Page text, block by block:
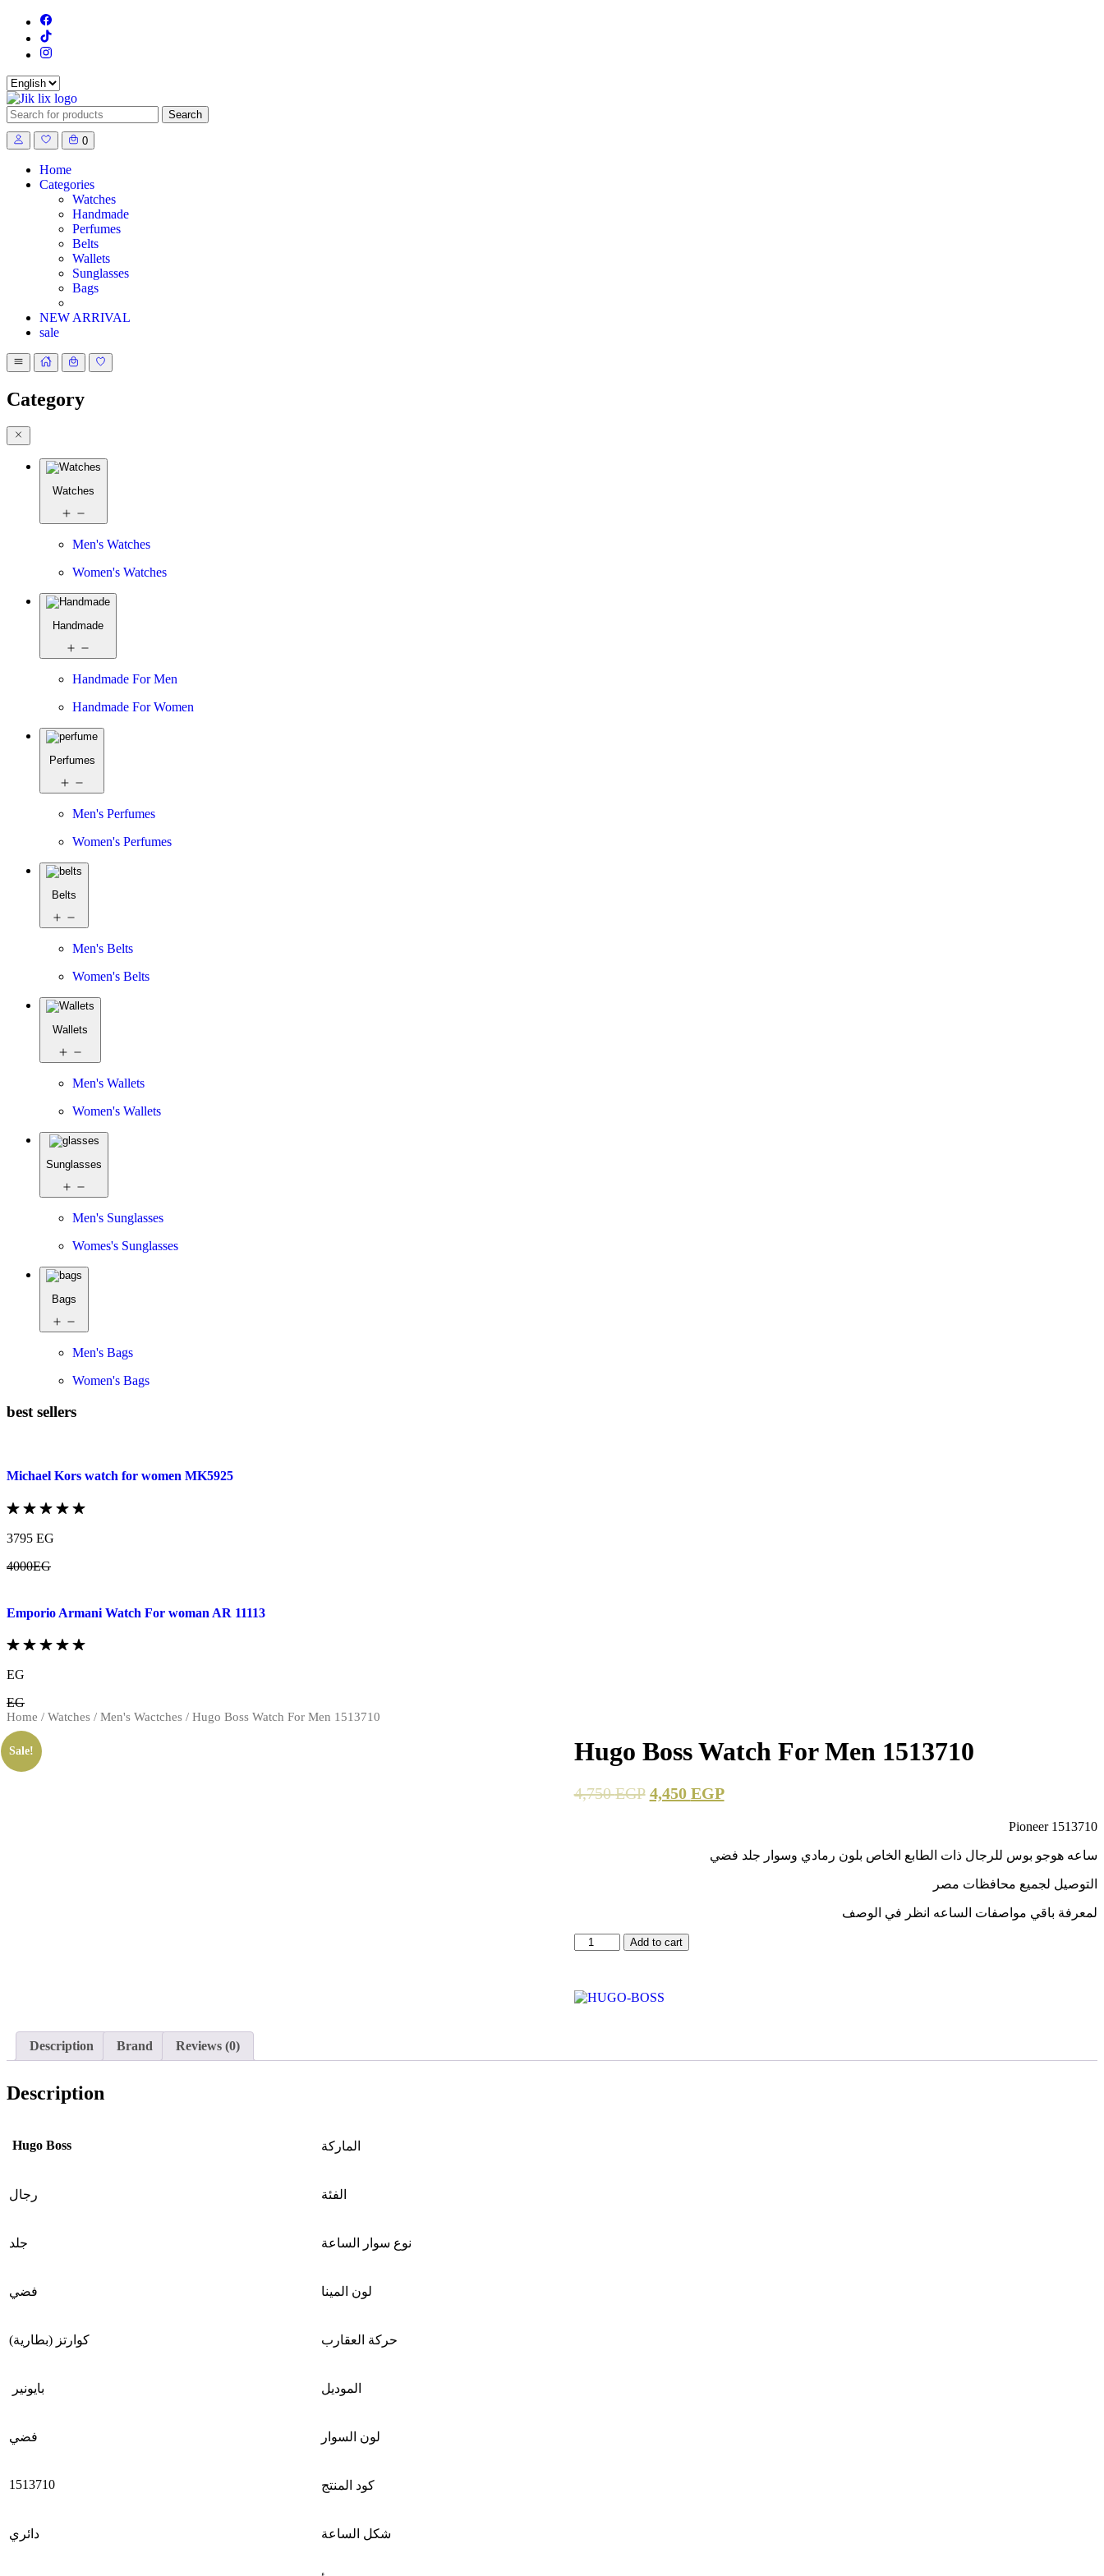
Search
for:
0
Home
Categories
Watches
Handmade
Perfumes
Belts
Wallets
Sunglasses
Bags
NEW ARRIVAL
sale
Category
Watches
Men's Watches
Women's Watches
Handmade
Handmade For Men
Handmade For Women
Perfumes
Men's Perfumes
Women's Perfumes
Belts
Men's Belts
Women's Belts
Wallets
Men's Wallets
Women's Wallets
Sunglasses
Men's Sunglasses
Womes's Sunglasses
Bags
Men's Bags
Women's Bags
best sellers
Michael Kors watch for women MK5925
3795 EG
4000EG
Emporio Armani Watch For woman AR 11113
EG
EG
Home / Watches / Men's Wactches / Hugo Boss Watch For Men 1513710
Sale! Hugo Boss Watch For Men 1513710
4,750EGP 4,450 EGP
Pioneer 1513710
ساعه هوجو بوس للرجال ذات الطابع الخاص بلون رمادي وسوار جلد فضي
التوصيل لجميع محافظات مصر
لمعرفة باقي مواصفات الساعه انظر في الوصف
Hugo
Boss
Men
Add to cart
Description Brand Reviews (0)
Description
Hugo Boss الماركة
رجال الفئة
جلد نوع سوار الساعة
فضي لون المينا
كوارتز (بطارية) حركة العقارب
بايونير الموديل
فضي لون السوار
1513710 كود المنتج
دائري شكل الساعة